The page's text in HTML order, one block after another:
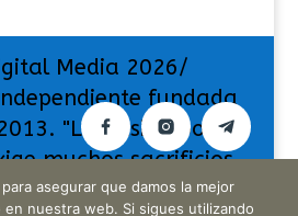
Media 2026/
fundada
"La pasión por
muchos sacrificios,
da muchas
asegurar que damos la mejor
en nuestra web. Si sigues utilizando